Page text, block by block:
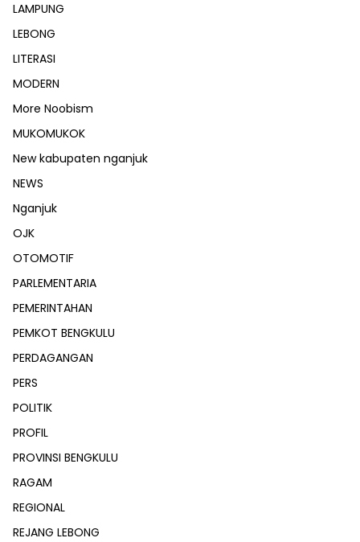
LAMPUNG
LEBONG
LITERASI
MODERN
More Noobism
MUKOMUKOK
New kabupaten nganjuk
NEWS
Nganjuk
OJK
OTOMOTIF
PARLEMENTARIA
PEMERINTAHAN
PEMKOT BENGKULU
PERDAGANGAN
PERS
POLITIK
PROFIL
PROVINSI BENGKULU
RAGAM
REGIONAL
REJANG LEBONG